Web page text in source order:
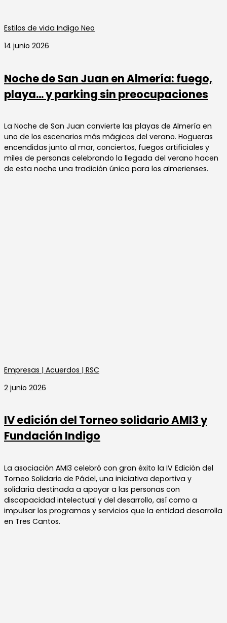
Estilos de vida Indigo Neo
14 junio 2026
Noche de San Juan en Almería: fuego,
playa… y parking sin preocupaciones
La Noche de San Juan convierte las playas de Almería en
uno de los escenarios más mágicos del verano. Hogueras
encendidas junto al mar, conciertos, fuegos artificiales y
miles de personas celebrando la llegada del verano hacen
de esta noche una tradición única para los almerienses.
Empresas | Acuerdos | RSC
2 junio 2026
IV edición del Torneo solidario AMI3 y
Fundación Indigo
La asociación AMI3 celebró con gran éxito la IV Edición del
Torneo Solidario de Pádel, una iniciativa deportiva y
solidaria destinada a apoyar a las personas con
discapacidad intelectual y del desarrollo, así como a
impulsar los programas y servicios que la entidad desarrolla
en Tres Cantos.